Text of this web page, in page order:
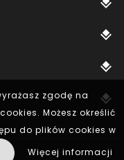
zgodę na
Możesz określić
do plików cookies w
Więcej informacji